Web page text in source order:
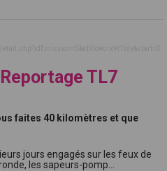
TL7
faites 40 kilomètres et que
jours engagés sur les feux de
les sapeurs-pomp...